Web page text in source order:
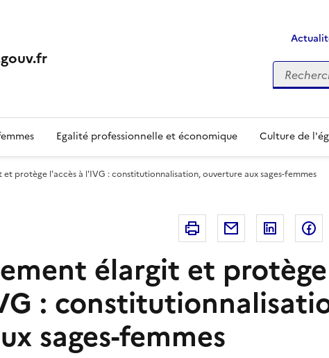
Egalité professionnelle et économique Culture de
et protège l'accès à l'IVG : constitutionnalisation, ouverture aux sages-femmes
Imprimer Courriel Linkedin
élargit et protège
:
sages-femmes